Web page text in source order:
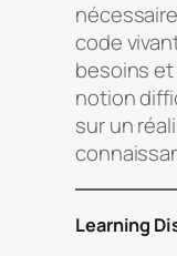
code
besoins
notion
sur un
Learning